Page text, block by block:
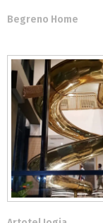
Begreno Home